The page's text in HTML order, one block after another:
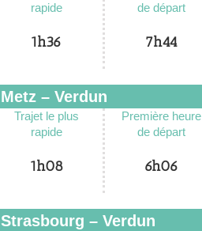
rapide
1h36
de départ
7h44
Metz – Verdun
Trajet le plus
rapide
1h08
Première heure
de départ
6h06
Strasbourg – Verdun